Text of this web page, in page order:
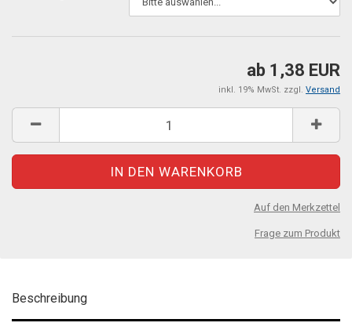
ab 1,38 EUR
inkl. 19% MwSt. zzgl. Versand
Auf den Merkzettel
Frage zum Produkt
Beschreibung